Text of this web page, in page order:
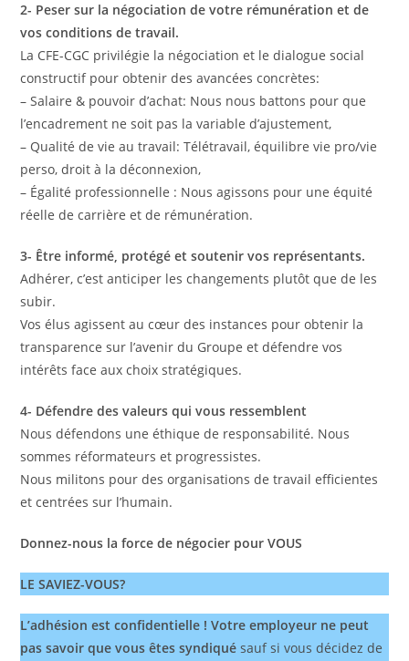
2- Peser sur la négociation de votre rémunération et de
vos conditions de travail.
La CFE-CGC privilégie la négociation et le dialogue social
constructif pour obtenir des avancées concrètes:
– Salaire & pouvoir d’achat: Nous nous battons pour que
l’encadrement ne soit pas la variable d’ajustement,
– Qualité de vie au travail: Télétravail, équilibre vie pro/vie
perso, droit à la déconnexion,
– Égalité professionnelle : Nous agissons pour une équité
réelle de carrière et de rémunération.
3- Être informé, protégé et soutenir vos représentants.
Adhérer, c’est anticiper les changements plutôt que de les
subir.
Vos élus agissent au cœur des instances pour obtenir la
transparence sur l’avenir du Groupe et défendre vos
intérêts face aux choix stratégiques.
4- Défendre des valeurs qui vous ressemblent
Nous défendons une éthique de responsabilité. Nous
sommes réformateurs et progressistes.
Nous militons pour des organisations de travail efficientes
et centrées sur l’humain.
Donnez-nous la force de négocier pour VOUS
LE SAVIEZ-VOUS?
L’adhésion est confidentielle ! Votre employeur ne peut
pas savoir que vous êtes syndiquésauf si vous décidez de